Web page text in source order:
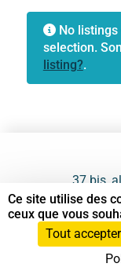
No listings
selection.
listing?.
37 bis,
93190
06 61
Ce site utilise des
ceux que vous
Tout accepter